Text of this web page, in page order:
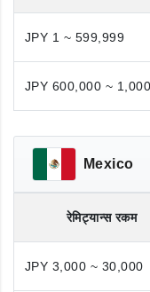
JPY 1 ~ 599,999
JPY 600,000 ~
Mexico
रेमिट्यान्स रकम
JPY 3,000 ~ 30,000